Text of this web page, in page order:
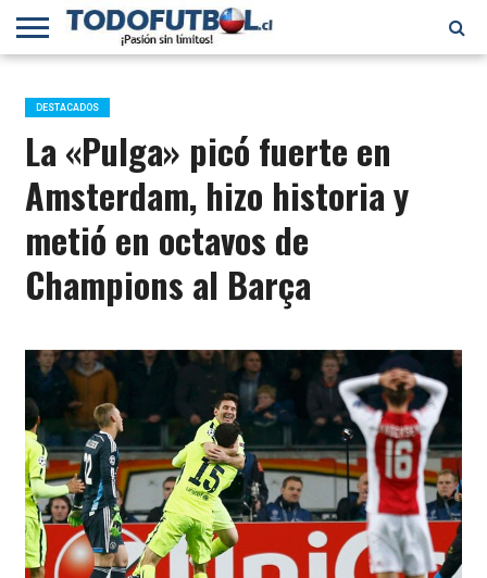
PRIMERA
B
SELECCIÓN
CHILENA
CHILENOS
EN EL
MUNDO
FÚTBOL
INTERNACIONAL
DESTACADOS
La «Pulga» picó fuerte en
Amsterdam, hizo historia y
metió en octavos de
Champions al Barça